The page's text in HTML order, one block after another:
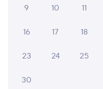
Онлайн-покупка за 4
Онлайн-возврат
Выбор любимых
покупке
9 10 11
16 17 18
23 24 25
30